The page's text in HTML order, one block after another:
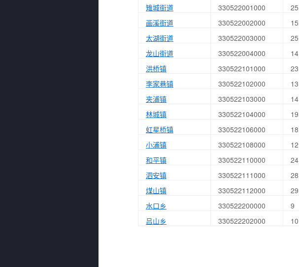
雉城街道
330522001000
25
画溪街道
330522002000
15
太湖街道
330522003000
25
龙山街道
330522004000
14
洪桥镇
330522101000
23
李家巷镇
330522102000
13
夹浦镇
330522103000
14
林城镇
330522104000
19
虹星桥镇
330522106000
18
小浦镇
330522108000
12
和平镇
330522110000
24
泗安镇
330522111000
28
煤山镇
330522112000
29
水口乡
330522200000
9
吕山乡
330522202000 10